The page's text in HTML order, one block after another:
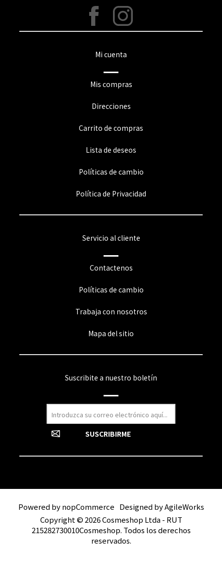
Mi cuenta
Mis compras
Direcciones
Carrito de compras
Lista de deseos
Políticas de cambio
Política de Privacidad
Servicio al cliente
Contactenos
Políticas de cambio
Trabaja con nosotros
Mapa del sitio
Suscribite a nuestro boletín
Powered bynopCommerce Designed byAgileWorks
Copyright © 2026 Cosmeshop Ltda - RUT
215282730010Cosmeshop. Todos los derechos
reservados.